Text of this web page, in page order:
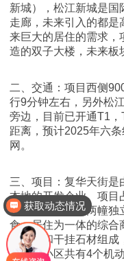
新城），松江新城是国
走廊，未来引入的都
来巨大的居住的需求，
造的双子大楼，未来板
二、交通：项目西侧
行9分钟左右，另外松
旁边，目前已开通T1
距离，预计2025年六
网。
三、项目：复华天街
本地的开发企业。项目
由两幢公寓楼及两幢独
食，居住为一体的综合
璃幕墙和干挂石材组成
大气。小区共有4个机
获取动态情况